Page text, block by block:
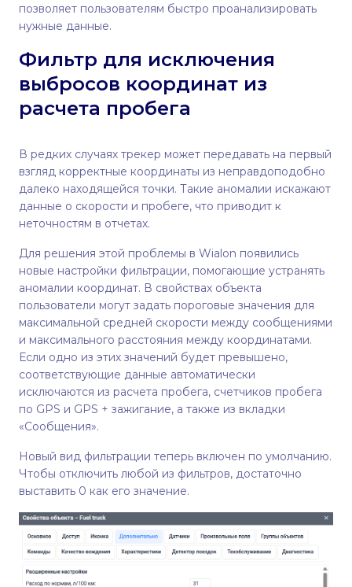
позволяет пользователям быстро проанализировать
нужные данные.
Фильтр для исключения
выбросов координат из
расчета пробега
В редких случаях трекер может передавать на первый
взгляд корректные координаты из неправдоподобно
далеко находящейся точки. Такие аномалии искажают
данные о скорости и пробеге, что приводит к
неточностям в отчетах.
Для решения этой проблемы в Wialon появились
новые настройки фильтрации, помогающие устранять
аномалии координат. В свойствах объекта
пользователи могут задать пороговые значения для
максимальной средней скорости между сообщениями
и максимального расстояния между координатами.
Если одно из этих значений будет превышено,
соответствующие данные автоматически
исключаются из расчета пробега, счетчиков пробега
по GPS и GPS + зажигание, а также из вкладки
«Сообщения».
Новый вид фильтрации теперь включен по умолчанию.
Чтобы отключить любой из фильтров, достаточно
выставить 0 как его значение.